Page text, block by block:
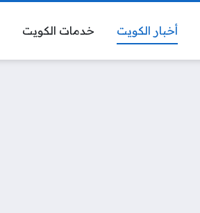
أخبار الكويت خدمات الكويت